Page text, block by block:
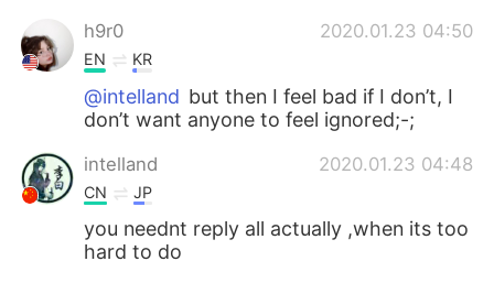
h9r0 2020.01.23 04:50
EN KR
@intelland but then I feel bad if I don’t, I
don’t want anyone to feel ignored;-;
intelland 2020.01.23 04:48
CN JP
you neednt reply all actually ,when its too
hard to do